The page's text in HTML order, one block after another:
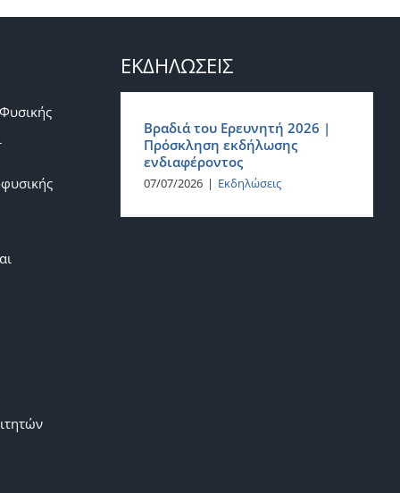
ΕΚΔΗΛΩΣΕΙΣ
Βραδιά του Ερευνητή 2026 |
Πρόσκληση εκδήλωσης
ενδιαφέροντος
07/07/2026 | Εκδηλώσεις